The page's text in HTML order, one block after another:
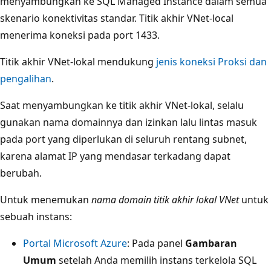
skenario konektivitas standar. Titik akhir VNet-local
menerima koneksi pada port 1433.
Titik akhir VNet-lokal mendukung jenis koneksi Proksi dan
pengalihan.
Saat menyambungkan ke titik akhir VNet-lokal, selalu
gunakan nama domainnya dan izinkan lalu lintas masuk
pada port yang diperlukan di seluruh rentang subnet,
karena alamat IP yang mendasar terkadang dapat
berubah.
Untuk menemukan nama domain titik akhir lokal VNetuntuk
sebuah instans:
Portal Microsoft Azure: Pada panel Gambaran
Umum setelah Anda memilih instans terkelola SQL